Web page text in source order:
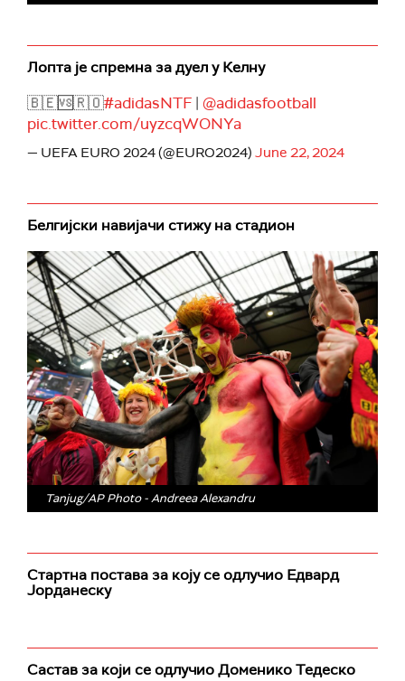
Лопта је спремна за дуел у Келну
🇧🇪🆚🇷🇴#adidasNTF | @adidasfootball
pic.twitter.com/uyzcqWONYa
— UEFA EURO 2024 (@EURO2024) June 22, 2024
Белгијски навијачи стижу на стадион
Tanjug/AP Photo - Andreea Alexandru
Стартна постава за коју се одлучио Едвард
Јорданеску
Састав за који се одлучио Доменико Тедеско